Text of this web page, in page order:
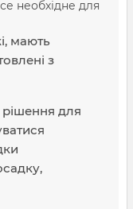
необхідне для
мають
з
рішення для